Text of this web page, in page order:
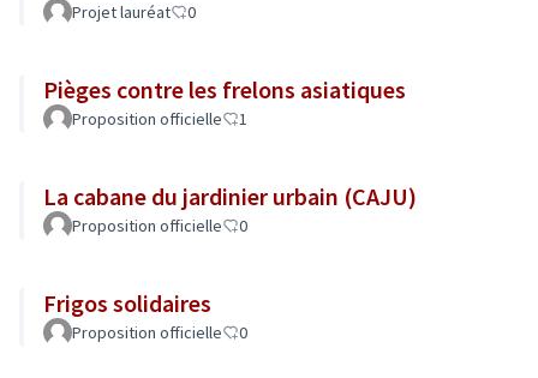
Projet lauréat 0
Pièges contre les frelons asiatiques
Proposition officielle 1
La cabane du jardinier urbain (CAJU)
Proposition officielle 0
Frigos solidaires
Proposition officielle 0